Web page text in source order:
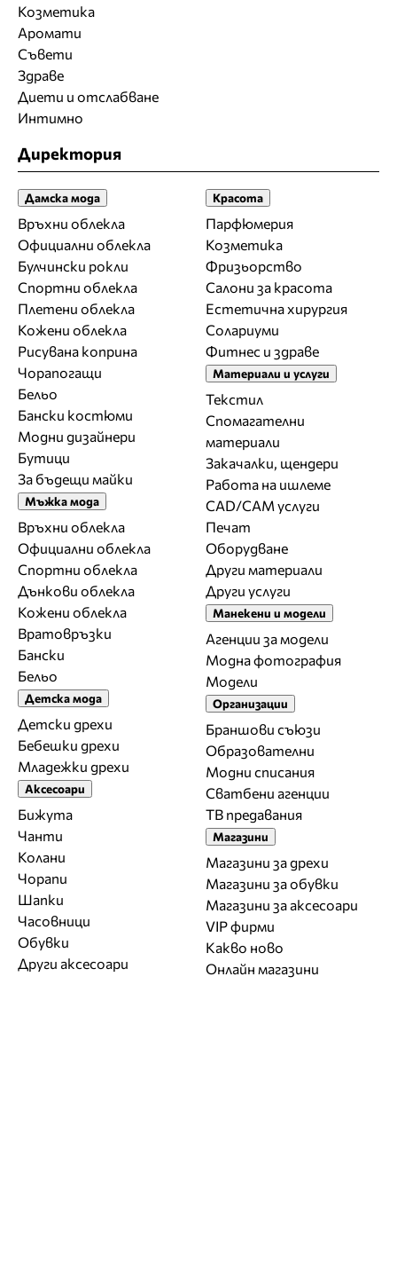
Козметика
Аромати
Съвети
Здраве
Диети и отслабване
Интимно
Директория
Дамска мода
Връхни облекла
Официални облекла
Булчински рокли
Спортни облекла
Плетени облекла
Кожени облекла
Рисувана коприна
Чорапогащи
Бельо
Бански костюми
Модни дизайнери
Бутици
За бъдещи майки
Мъжка мода
Връхни облекла
Официални облекла
Спортни облекла
Дънкови облекла
Кожени облекла
Вратовръзки
Бански
Бельо
Детска мода
Детски дрехи
Бебешки дрехи
Младежки дрехи
Аксесоари
Бижута
Чанти
Колани
Чорапи
Шапки
Часовници
Обувки
Други аксесоари
Красота
Парфюмерия
Козметика
Фризьорство
Салони за красота
Естетична хирургия
Солариуми
Фитнес и здраве
Материали и услуги
Текстил
Спомагателни
материали
Закачалки, щендери
Работа на ишлеме
CAD/CAM услуги
Печат
Оборудване
Други материали
Други услуги
Манекени и модели
Агенции за модели
Модна фотография
Модели
Организации
Браншови съюзи
Образователни
Модни списания
Сватбени агенции
ТВ предавания
Магазини
Магазини за дрехи
Магазини за обувки
Магазини за aксесоари
VIP фирми
Какво ново
Онлайн магазини